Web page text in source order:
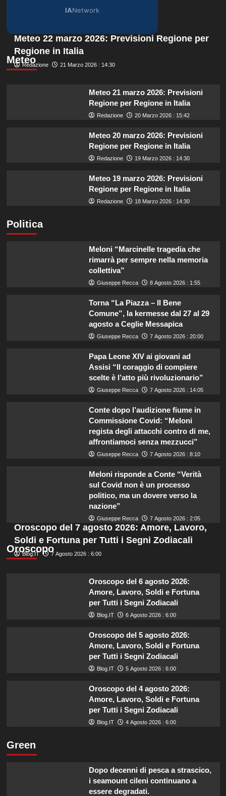
IANetwork
Meteo
Meteo 22 marzo 2026: Previsioni Regione per
Regione in Italia
Redazione 21 Marzo 2026 : 14:30
Meteo 21 marzo 2026: Previsioni
Regione per Regione in Italia
Redazione 20 Marzo 2026 : 15:42
Meteo 20 marzo 2026: Previsioni
Regione per Regione in Italia
Redazione 19 Marzo 2026 : 14:30
Meteo 19 marzo 2026: Previsioni
Regione per Regione in Italia
Redazione 18 Marzo 2026 : 14:30
Politica
Meloni “Marcinelle tragedia che
rimarrà per sempre nella memoria
collettiva”
Giuseppe Recca 8 Agosto 2026 : 1:55
Torna “La Piazza – Il Bene
Comune”, la kermesse dal 27 al 29
agosto a Ceglie Messapica
Giuseppe Recca 7 Agosto 2026 : 20:00
Papa Leone XIV ai giovani ad
Assisi “Il coraggio di compiere
scelte è l’atto più rivoluzionario”
Giuseppe Recca 7 Agosto 2026 : 14:05
Conte dopo l’audizione fiume in
Commissione Covid: “Meloni
regista degli attacchi contro di me,
affrontiamoci senza mezzucci”
Giuseppe Recca 7 Agosto 2026 : 8:10
Meloni risponde a Conte “Verità
sul Covid non è un processo
politico, ma un dovere verso la
nazione”
Giuseppe Recca 7 Agosto 2026 : 2:05
Oroscopo
Oroscopo del 7 agosto 2026: Amore, Lavoro,
Soldi e Fortuna per Tutti i Segni Zodiacali
Blog.IT 7 Agosto 2026 : 6:00
Oroscopo del 6 agosto 2026:
Amore, Lavoro, Soldi e Fortuna
per Tutti i Segni Zodiacali
Blog.IT 6 Agosto 2026 : 6:00
Oroscopo del 5 agosto 2026:
Amore, Lavoro, Soldi e Fortuna
per Tutti i Segni Zodiacali
Blog.IT 5 Agosto 2026 : 6:00
Oroscopo del 4 agosto 2026:
Amore, Lavoro, Soldi e Fortuna
per Tutti i Segni Zodiacali
Blog.IT 4 Agosto 2026 : 6:00
Green
Dopo decenni di pesca a strascico,
i seamount cileni continuano a
essere degradati.